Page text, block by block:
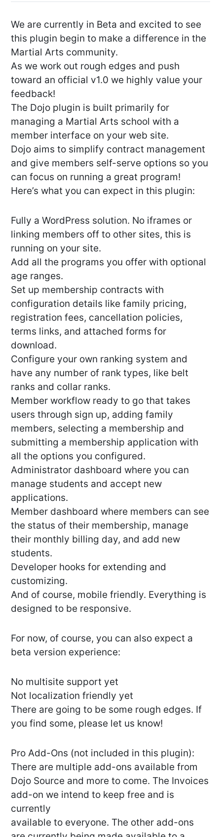
We are currently in Beta and excited to see
this plugin begin to make a difference in the
Martial Arts community.
As we work out rough edges and push
toward an official v1.0 we highly value your
feedback!
The Dojo plugin is built primarily for
managing a Martial Arts school with a
member interface on your web site.
Dojo aims to simplify contract management
and give members self-serve options so you
can focus on running a great program!
Here’s what you can expect in this plugin:
Fully a WordPress solution. No iframes or
linking members off to other sites, this is
running on your site.
Add all the programs you offer with optional
age ranges.
Set up membership contracts with
configuration details like family pricing,
registration fees, cancellation policies,
terms links, and attached forms for
download.
Configure your own ranking system and
have any number of rank types, like belt
ranks and collar ranks.
Member workflow ready to go that takes
users through sign up, adding family
members, selecting a membership and
submitting a membership application with
all the options you configured.
Administrator dashboard where you can
manage students and accept new
applications.
Member dashboard where members can see
the status of their membership, manage
their monthly billing day, and add new
students.
Developer hooks for extending and
customizing.
And of course, mobile friendly. Everything is
designed to be responsive.
For now, of course, you can also expect a
beta version experience:
No multisite support yet
Not localization friendly yet
There are going to be some rough edges. If
you find some, please let us know!
Pro Add-Ons (not included in this plugin):
There are multiple add-ons available from
Dojo Source and more to come. The Invoices
add-on we intend to keep free and is
currently
available to everyone. The other add-ons